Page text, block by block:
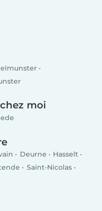
moi
Deurne
Hasselt
Saint-Nicolas